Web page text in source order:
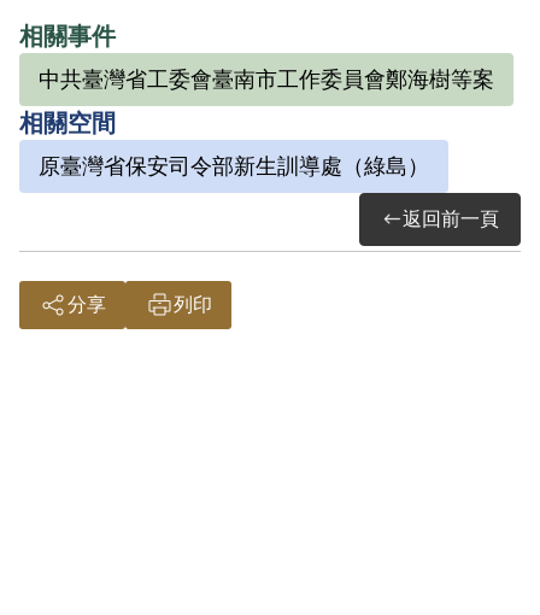
通過予以補償。其家屬於2003年11月再次
提出申請，2004年2月經第3屆第15次董監
事會審核通過予以補償。補償理由為原判
決認定其參加叛亂組織，係以其之自白、
共同被告鄭海樹、何秀吉、何川及另案已
決徐國維之供述為據。惟其在審理中否
認，且原判決對臺南市工作委員會之組織
性質與目的均未予詳查，此外無其他具體
相關事件
中共臺灣省工委會臺南市工作委員會鄭海樹等案
相關空間
原臺灣省保安司令部新生訓導處（綠島）
返回前一頁
分享 列印